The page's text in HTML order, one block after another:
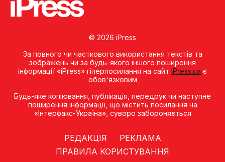
© 2026 iPress
За повного чи часткового використання текстів та
зображень чи за будь-якого іншого поширення
інформації «iPress» гіперпосилання на сайт iPress.ua є
обов'язковим
Будь-яке копiювання, публiкацiя, передрук чи наступне
поширення iнформацiї, що мiстить посилання на
«Iнтерфакс-Україна», суворо забороняється
РЕДАКЦІЯ
РЕКЛАМА
ПРАВИЛА КОРИСТУВАННЯ